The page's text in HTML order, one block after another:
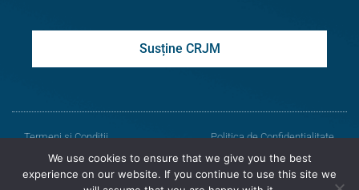
Susține CRJM
Termeni și Condiții
Politica de Confidențialitate
© Toate drepturile rezervate
We use cookies to ensure that we give you the best
experience on our website. If you continue to use this site we